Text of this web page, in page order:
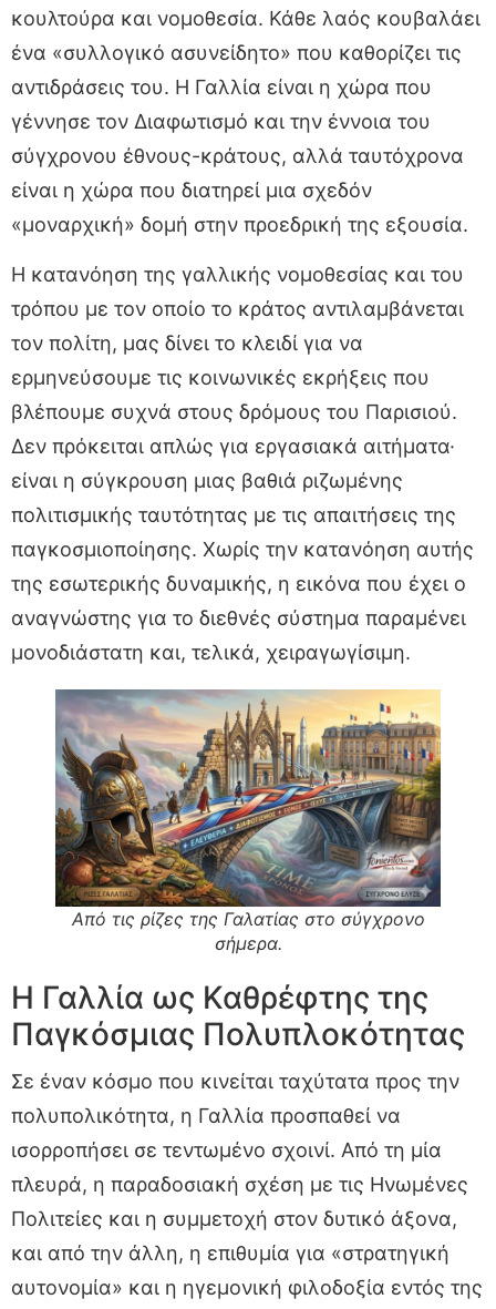
κουλτούρα και νομοθεσία. Κάθε λαός κουβαλάει
ένα «συλλογικό ασυνείδητο» που καθορίζει τις
αντιδράσεις του. Η Γαλλία είναι η χώρα που
γέννησε τον Διαφωτισμό και την έννοια του
σύγχρονου έθνους-κράτους, αλλά ταυτόχρονα
είναι η χώρα που διατηρεί μια σχεδόν
«μοναρχική» δομή στην προεδρική της εξουσία.
Η κατανόηση της γαλλικής νομοθεσίας και του
τρόπου με τον οποίο το κράτος αντιλαμβάνεται
τον πολίτη, μας δίνει το κλειδί για να
ερμηνεύσουμε τις κοινωνικές εκρήξεις που
βλέπουμε συχνά στους δρόμους του Παρισιού.
Δεν πρόκειται απλώς για εργασιακά αιτήματα·
είναι η σύγκρουση μιας βαθιά ριζωμένης
πολιτισμικής ταυτότητας με τις απαιτήσεις της
παγκοσμιοποίησης. Χωρίς την κατανόηση αυτής
της εσωτερικής δυναμικής, η εικόνα που έχει ο
αναγνώστης για το διεθνές σύστημα παραμένει
μονοδιάστατη και, τελικά, χειραγωγίσιμη.
Από τις ρίζες της Γαλατίας στο σύγχρονο
σήμερα.
Η Γαλλία ως Καθρέφτης της
Παγκόσμιας Πολυπλοκότητας
Σε έναν κόσμο που κινείται ταχύτατα προς την
πολυπολικότητα, η Γαλλία προσπαθεί να
ισορροπήσει σε τεντωμένο σχοινί. Από τη μία
πλευρά, η παραδοσιακή σχέση με τις Ηνωμένες
Πολιτείες και η συμμετοχή στον δυτικό άξονα,
και από την άλλη, η επιθυμία για «στρατηγική
αυτονομία» και η ηγεμονική φιλοδοξία εντός της